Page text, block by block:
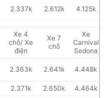
2.337k 2.612k 4.125k
Xe 4
chỗ/ Xe
điện
Xe 7
chỗ
Xe
Carnival
Sedona
2.363k 2.641k 4.448k
2.371k 2.650k
4.464k